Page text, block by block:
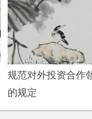
规范对外投资合作
的规定